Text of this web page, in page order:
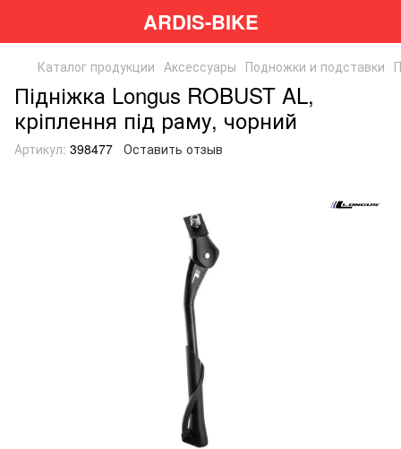
ARDIS-BIKE
Каталог продукции Аксессуары Подножки и подставки
Підніжка Longus ROBUST AL,
кріплення під раму, чорний
Артикул: 398477 Оставить отзыв